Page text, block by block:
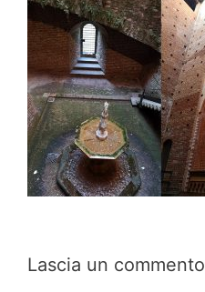
Lascia un commento